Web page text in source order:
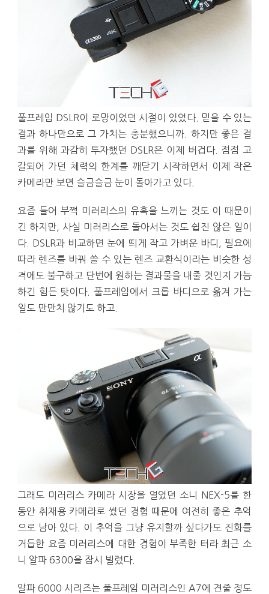
풀프레임 DSLR이 로망이었던 시절이 있었다. 믿을 수 있는
결과 하나만으로 그 가치는 충분했으니까. 하지만 좋은 결
과를 위해 과감히 투자했던 DSLR은 이제 버겁다. 점점 고
갈되어 가던 체력의 한계를 깨닫기 시작하면서 이제 작은
카메라만 보면 슬금슬금 눈이 돌아가고 있다.
요즘 들어 부쩍 미러리스의 유혹을 느끼는 것도 이 때문이
긴 하지만, 사실 미러리스로 돌아서는 것도 쉽진 않은 일이
다. DSLR과 비교하면 눈에 띄게 작고 가벼운 바디, 필요에
따라 렌즈를 바꿔 쓸 수 있는 렌즈 교환식이라는 비슷한 성
격에도 불구하고 단번에 원하는 결과물을 내줄 것인지 가늠
하긴 힘든 탓이다. 풀프레임에서 크롭 바디으로 옮겨 가는
일도 만만치 않기도 하고.
그래도 미러리스 카메라 시장을 열었던 소니 NEX-5를 한
동안 취재용 카메라로 썼던 경험 때문에 여전히 좋은 추억
으로 남아 있다. 이 추억을 그냥 유지할까 싶다가도 진화를
거듭한 요즘 미러리스에 대한 경험이 부족한 터라 최근 소
니 알파 6300을 잠시 빌렸다.
알파 6000 시리즈는 풀프레임 미러리스인 A7에 견줄 정도